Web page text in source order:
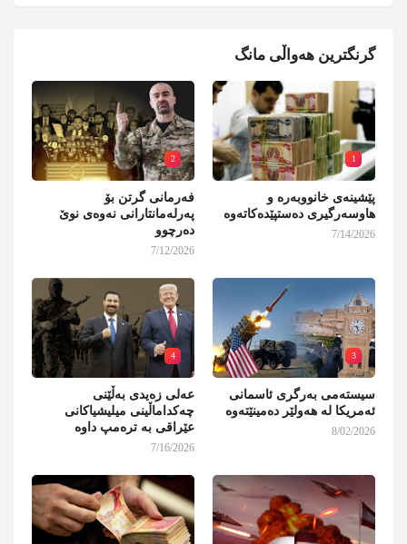
گرنگترین هەواڵی مانگ
1
پێشینەی خانووبەرە و
هاوسەرگیری دەستپێدەکاتەوە
7/14/2026
2
فەرمانی گرتن بۆ
پەرلەمانتارانی نەوەی نوێ
دەرچوو
7/12/2026
3
سیستەمی بەرگری ئاسمانی
ئەمریکا لە هەولێر دەمینێتەوە
8/02/2026
4
عەلی زەیدی بەڵێنی
چەکداماڵینی میلیشیاکانی
عێراقی بە ترەمپ داوە
7/16/2026